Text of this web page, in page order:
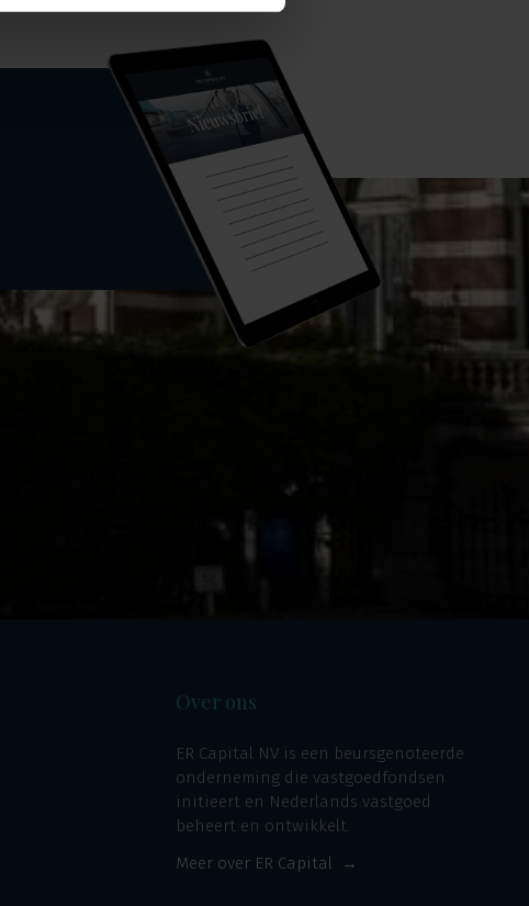
Over ons
ER Capital NV is een beursgenoteerde
onderneming die vastgoedfondsen
initieert en Nederlands vastgoed
beheert en ontwikkelt.
Meer over ER Capital